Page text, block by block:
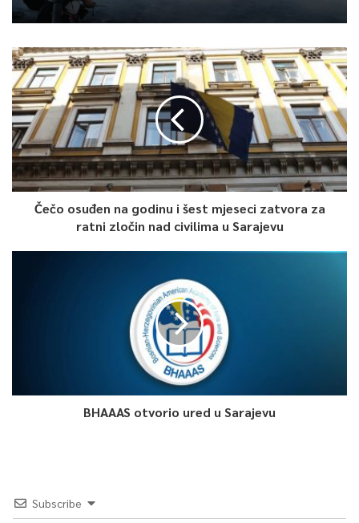
Čečo osuđen na godinu i šest mjeseci zatvora za
ratni zločin nad civilima u Sarajevu
BHAAAS otvorio ured u Sarajevu
Subscribe